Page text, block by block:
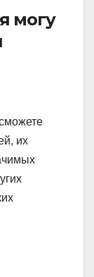
могу
их